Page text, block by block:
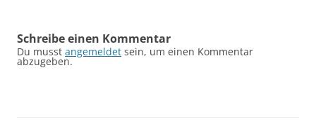
Schreibe einen Kommentar
Du musst angemeldet sein, um einen Kommentar
abzugeben.